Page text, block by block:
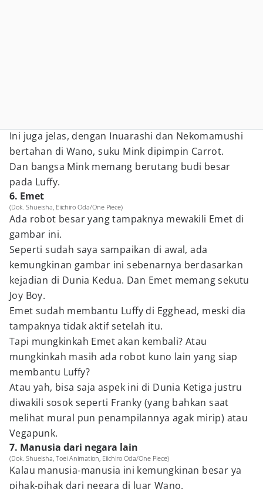
Ini juga jelas, dengan Inuarashi dan Nekomamushi
bertahan di Wano, suku Mink dipimpin Carrot.
Dan bangsa Mink memang berutang budi besar
pada Luffy.
6. Emet
(Dok. Shueisha, Eiichiro Oda/One Piece)
Ada robot besar yang tampaknya mewakili Emet di
gambar ini.
Seperti sudah saya sampaikan di awal, ada
kemungkinan gambar ini sebenarnya berdasarkan
kejadian di Dunia Kedua. Dan Emet memang sekutu
Joy Boy.
Emet sudah membantu Luffy di Egghead, meski dia
tampaknya tidak aktif setelah itu.
Tapi mungkinkah Emet akan kembali? Atau
mungkinkah masih ada robot kuno lain yang siap
membantu Luffy?
Atau yah, bisa saja aspek ini di Dunia Ketiga justru
diwakili sosok seperti Franky (yang bahkan saat
melihat mural pun penampilannya agak mirip) atau
Vegapunk.
7. Manusia dari negara lain
(Dok. Shueisha, Toei Animation, Eiichiro Oda/One Piece)
Kalau manusia-manusia ini kemungkinan besar ya
pihak-pihak dari negara di luar Wano.